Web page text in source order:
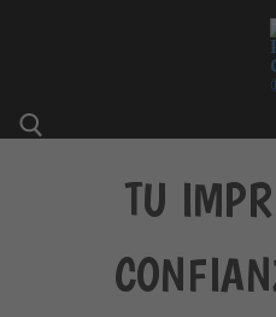
TU